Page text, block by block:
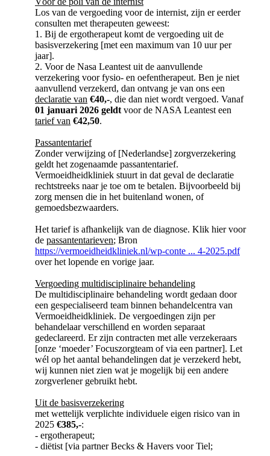
Los van de vergoeding voor de internist, zijn er eerder
consulten met therapeuten geweest:
1. Bij de ergotherapeut komt de vergoeding uit de
basisverzekering [met een maximum van 10 uur per
jaar].
2. Voor de Nasa Leantest uit de aanvullende
verzekering voor fysio- en oefentherapeut. Ben je niet
aanvullend verzekerd, dan ontvang je van ons een
declaratie van €40,-, die dan niet wordt vergoed. Vanaf
01 januari 2026 geldt voor de NASA Leantest een
tarief van €42,50.
Passantentarief
Zonder verwijzing of [Nederlandse] zorgverzekering
geldt het zogenaamde passantentarief.
Vermoeidheidkliniek stuurt in dat geval de declaratie
rechtstreeks naar je toe om te betalen. Bijvoorbeeld bij
zorg mensen die in het buitenland wonen, of
gemoedsbezwaarders.
Het tarief is afhankelijk van de diagnose. Klik hier voor
de passantentarieven; Bron
https://vermoeidheidkliniek.nl/wp-conte ... 4-2025.pdf
over het lopende en vorige jaar.
Vergoeding multidisciplinaire behandeling
De multidisciplinaire behandeling wordt gedaan door
een gespecialiseerd team binnen behandelcentra van
Vermoeidheidkliniek. De vergoedingen zijn per
behandelaar verschillend en worden separaat
gedeclareerd. Er zijn contracten met alle verzekeraars
[onze ‘moeder’ Focuszorgteam of via een partner]. Let
wél op het aantal behandelingen dat je verzekerd hebt,
wij kunnen niet zien wat je mogelijk bij een andere
zorgverlener gebruikt hebt.
Uit de basisverzekering
met wettelijk verplichte individuele eigen risico van in
2025 €385,-:
- ergotherapeut;
- diëtist [via partner Becks & Havers voor Tiel;